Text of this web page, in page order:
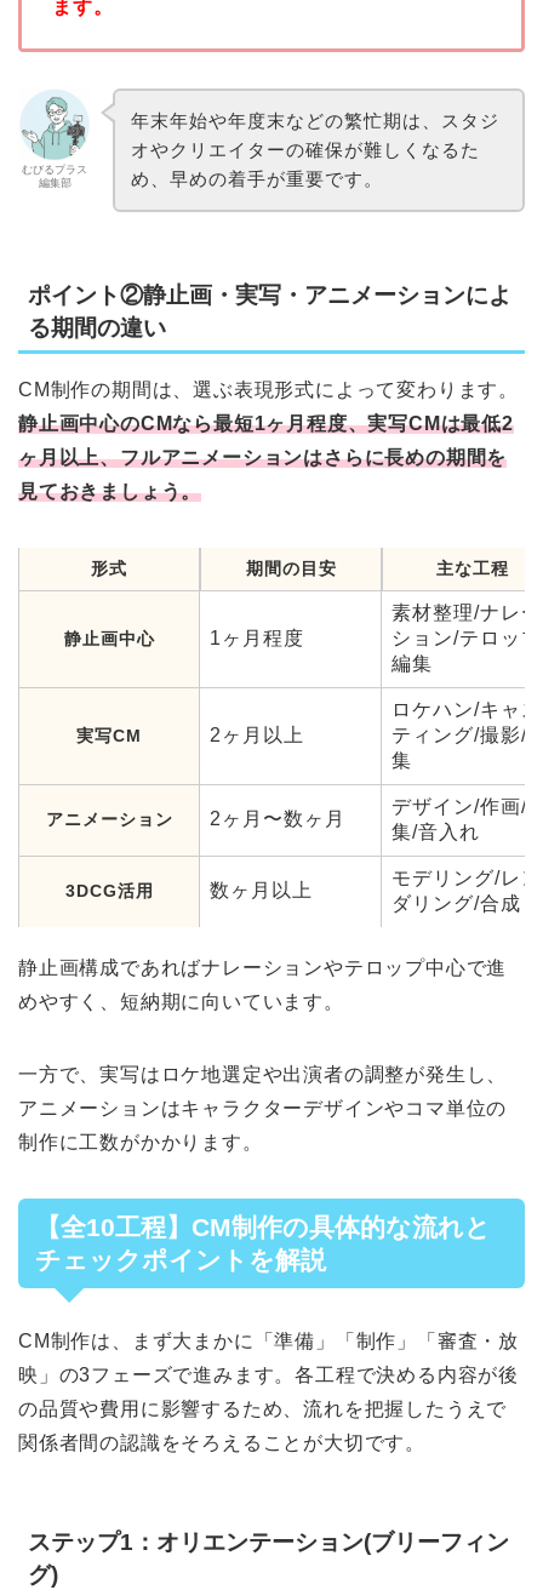
ます。
むびるプラス
編集部
年末年始や年度末などの繁忙期は、スタジ
オやクリエイターの確保が難しくなるた
め、早めの着手が重要です。
ポイント②静止画・実写・アニメーションによ
る期間の違い
CM制作の期間は、選ぶ表現形式によって変わります。
静止画中心のCMなら最短1ヶ月程度、実写CMは最低2
ヶ月以上、フルアニメーションはさらに長めの期間を
見ておきましょう。
形式 期間の目安 主な工程
静止画中心 1ヶ月程度
素材整理/ナレー
ション/テロップ
編集
実写CM 2ヶ月以上
ロケハン/キャス
ティング/撮影/
集
アニメーション 2ヶ月〜数ヶ月
デザイン/作画/
集/音入れ
3DCG活用 数ヶ月以上
モデリング/レン
ダリング/合成
静止画構成であればナレーションやテロップ中心で進
めやすく、短納期に向いています。
一方で、実写はロケ地選定や出演者の調整が発生し、
アニメーションはキャラクターデザインやコマ単位の
制作に工数がかかります。
【全10工程】 CM制作の具体的な流れと
チェックポイントを解説
CM制作は、まず大まかに「準備」「制作」「審査・放
映」の3フェーズで進みます。各工程で決める内容が後
の品質や費用に影響するため、流れを把握したうえで
関係者間の認識をそろえることが大切です。
ステップ1：オリエンテーション(ブリーフィン
グ)